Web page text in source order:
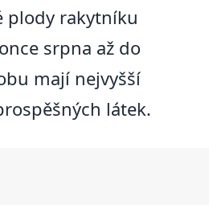
plody rakytníku
srpna až do
mají nejvyšší
látek.